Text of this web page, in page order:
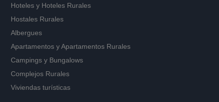
Hoteles y Hoteles Rurales
Hostales Rurales
Albergues
Apartamentos yApartamentos Rurales
Campings y Bungalows
Complejos Rurales
Viviendas turísticas